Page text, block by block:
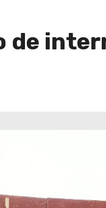
de